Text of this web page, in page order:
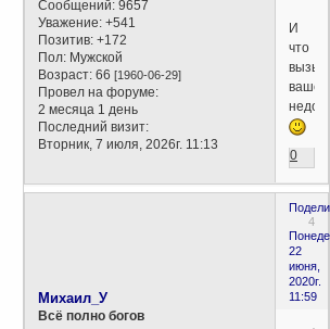
Сообщений: 9657
Уважение: +541
Позитив: +172
Пол: Мужской
Возраст: 66[1960-06-29]
Провел на форуме:
2 месяца 1 день
Последний визит:
Вторник, 7 июля, 2026г. 11:13
И
что
ваше
0
4
22
июня,
2020г.
11:59
Михаил_У
Всё полно богов